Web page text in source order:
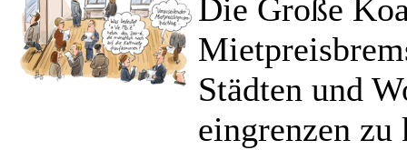
Die Große
Städten und
eingrenzen zu